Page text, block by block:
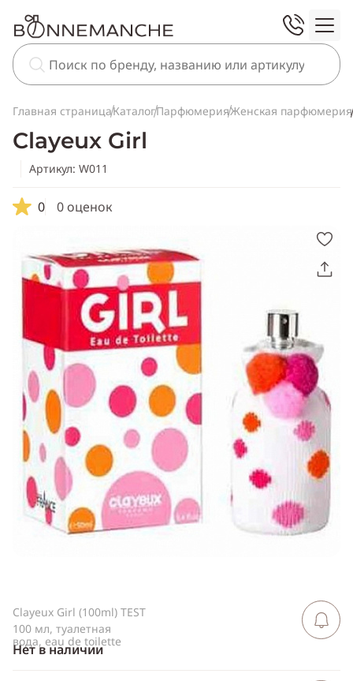
Главная страницаКаталогПарфюмерияЖенская парфюмерия
Clayeux Girl
Артикул: W011
0 0 оценок
Скопировать
ссылку
Telegram
WhatsApp
Viber
ВКонтакте
Одноклассники
Clayeux Girl (100ml) TEST
100 мл, туалетная
вода, eau de toilette
Нет в наличии
Сообщить